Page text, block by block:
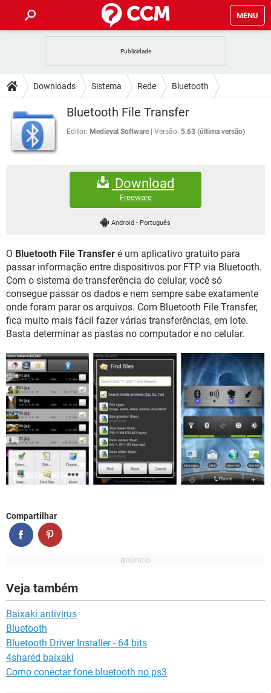
MENU
CELULAR FACEBOOK
OUTLOOK EXCEL
INSTAGRAM GMAIL
GUIA DE COMPRAS
DICAS
JOGOS WHATSAPP
CELULAR
OUTLOOK
DOWNLOADS
JOGOS WHATSAPP
CELULAR
EXCEL
GMAIL
FÓRUM
FACEBOOK
EXCEL
GMAIL
WHATSAPP
INSTAGRAM GMAIL
GUIA DE COMPRAS
Downloads Sistema Rede Bluetooth
Bluetooth File Transfer
Editor: Medieval Software Versão: 5.63 (última versão)
Download
Freeware
Android - Português
O Bluetooth File Transfer é um aplicativo gratuito para
passar informação entre dispositivos por FTP via Bluetooth.
Com o sistema de transferência do celular, você só
consegue passar os dados e nem sempre sabe exatamente
onde foram parar os arquivos. Com Bluetooth File Transfer,
fica muito mais fácil fazer várias transferências, em lote.
Basta determinar as pastas no computador e no celular.
Compartilhar
Veja também
Baixaki antivirus
Bluetooth
Bluetooth Driver Installer - 64 bits
4sharéd baixaki
Como conectar fone bluetooth no ps3